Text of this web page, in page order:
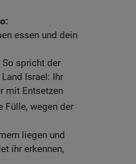
essen und dein
spricht der
Israel: Ihr
mit Entsetzen
Fülle, wegen der
liegen und
ihr erkennen,